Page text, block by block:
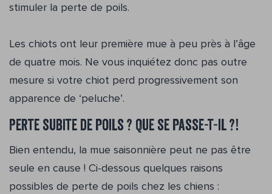
stimuler la perte de poils.
Les chiots ont leur première mue à peu près à l’âge
de quatre mois. Ne vous inquiétez donc pas outre
mesure si votre chiot perd progressivement son
apparence de ‘peluche’.
Perte subite de poils ? Que se passe-t-il ?!
Bien entendu, la mue saisonnière peut ne pas être
seule en cause ! Ci-dessous quelques raisons
possibles de perte de poils chez les chiens :